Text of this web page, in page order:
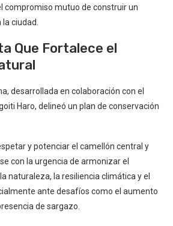
compromiso mutuo de construir un
ciudad.
Que Fortalece el
desarrollada en colaboración con el
Haro, delineó un plan de conservación
y potenciar el camellón central y
con la urgencia de armonizar el
naturaleza, la resiliencia climática y el
ante desafíos como el aumento
de sargazo.